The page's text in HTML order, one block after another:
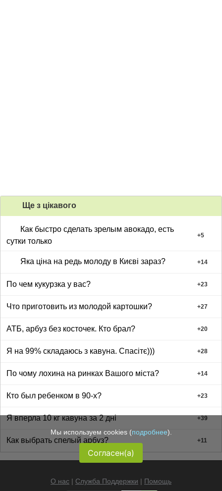
Ще з цiкавого
Как быстро сделать зрелым авокадо, есть
сутки только
+5
Яка ціна на редь молоду в Києві зараз? +14
По чем кукурзка у вас? +23
Что приготовить из молодой картошки? +27
АТБ, арбуз без косточек. Кто брал? +20
Я на 99% складаюсь з кавуна. Спасітє))) +28
По чому лохина на ринках Вашого міста? +14
Кто был ребенком в 90-х? +23
Я вперла 10 кг кавуна за 2 дні +39
Как выбрать спелый арбуз? +11
О нас | Служба Поддержки | Помощь
Мы используем cookies (подробнее).
Согласен(а)